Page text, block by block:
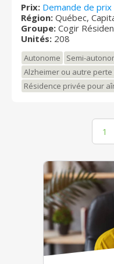
dévoué. Aux Jardins
vous offre une
savoureuse de même
et sécuritaire.
Prix: Demande de prix
Région: Québec,
Groupe: Cogir
Unités: 208
Autonome Semi-
Alzheimer ou autre perte
Résidence privée pour
1